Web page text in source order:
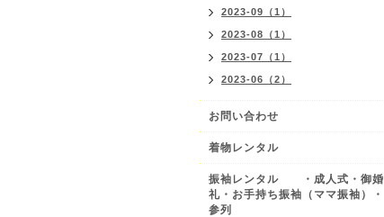
2023-09（1）
2023-08（1）
2023-07（1）
2023-06（2）
お問い合わせ
着物レンタル
振袖レンタル ・成人式・御婚
礼・お手持ち振袖（ママ振袖）・
参列